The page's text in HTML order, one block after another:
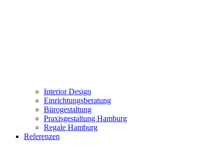
Interior Design
Einrichtungsberatung
Bürogestaltung
Praxisgestaltung Hamburg
Regale Hamburg
Referenzen